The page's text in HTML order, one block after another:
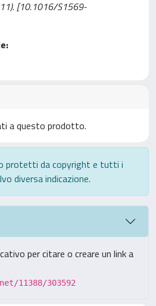
[10.1016/S1569-
a questo prodotto.
protetti da copyright e tutti i
diversa indicazione.
per citare o creare un link a
11388/303592